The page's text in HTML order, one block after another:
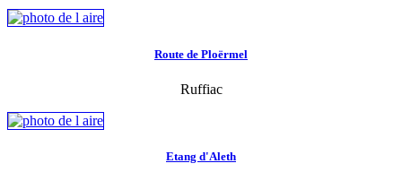
Route de Ploërmel
Ruffiac
Etang d'Aleth